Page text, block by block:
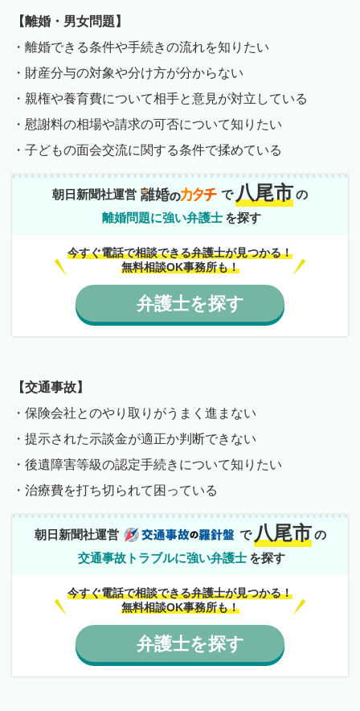
【離婚・男女問題】
・離婚できる条件や手続きの流れを知りたい
・財産分与の対象や分け方が分からない
・親権や養育費について相手と意見が対立している
・慰謝料の相場や請求の可否について知りたい
・子どもの面会交流に関する条件で揉めている
朝日新聞社運営 で 八尾市の
離婚問題に強い弁護士 を探す
今すぐ電話で相談できる弁護士が見つかる！
無料相談OK事務所も！
弁護士を探す
【交通事故】
・保険会社とのやり取りがうまく進まない
・提示された示談金が適正か判断できない
・後遺障害等級の認定手続きについて知りたい
・治療費を打ち切られて困っている
朝日新聞社運営 で 八尾市 の
交通事故トラブルに強い弁護士 を探す
今すぐ電話で相談できる弁護士が見つかる！
無料相談OK事務所も！
弁護士を探す